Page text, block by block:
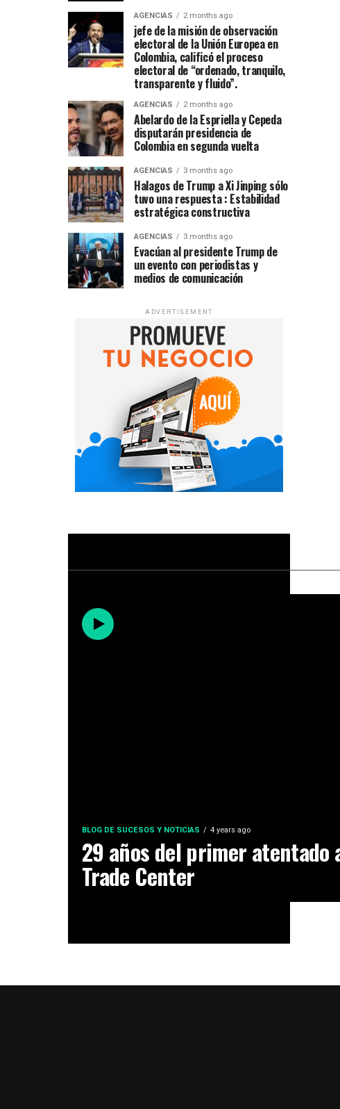
AGENCIAS 2 months ago
jefe de la misión de observación
electoral de la Unión Europea en
Colombia, calificó el proceso
electoral de “ordenado, tranquilo,
transparente y fluido”.
AGENCIAS 2 months ago
Abelardo de la Espriella y Cepeda
disputarán presidencia de
Colombia en segunda vuelta
AGENCIAS 3 months ago
Halagos de Trump a Xi Jinping sólo
tuvo una respuesta : Estabilidad
estratégica constructiva
AGENCIAS 3 months ago
Evacúan al presidente Trump de
un evento con periodistas y
medios de comunicación
ADVERTISEMENT
BLOG DE SUCESOS Y NOTICIAS 4 years ago
29 años del primer atentado
Trade Center